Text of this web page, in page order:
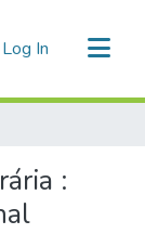
Log In (current)
: